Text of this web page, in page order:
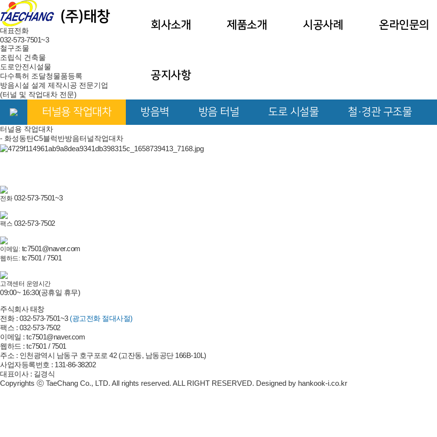
대표전화
032-573-7501~3
회사소개 제품소개 시공사례 온라인문의
공지사항
철구조물
조립식 건축물
도로안전시설물
다수특허 조달청물품등록
방음시설 설계 제작시공 전문기업
(터널 및 작업대차 전문)
터널용 작업대차 방음벽 방음 터널 도로 시설물 철·경관 구조물
터널용 작업대차
- 화성동탄C5블럭반방음터널작업대차
전화 032-573-7501~3
팩스 032-573-7502
이메일: tc7501@naver.com
웹하드: tc7501 / 7501
고객센터 운영시간
09:00~ 16:30(공휴일 휴무)
주식회사 태창
전화 : 032-573-7501~3 (광고전화 절대사절)
팩스 : 032-573-7502
이메일 : tc7501@naver.com
웹하드 : tc7501 / 7501
주소 : 인천광역시 남동구 호구포로 42 (고잔동, 남동공단 166B-10L)
사업자등록번호 : 131-86-38202
대표이사 : 길경식
Copyrights ⓒ TaeChang Co., LTD. All rights reserved. ALL RIGHT RESERVED. Designed by hankook-i.co.kr